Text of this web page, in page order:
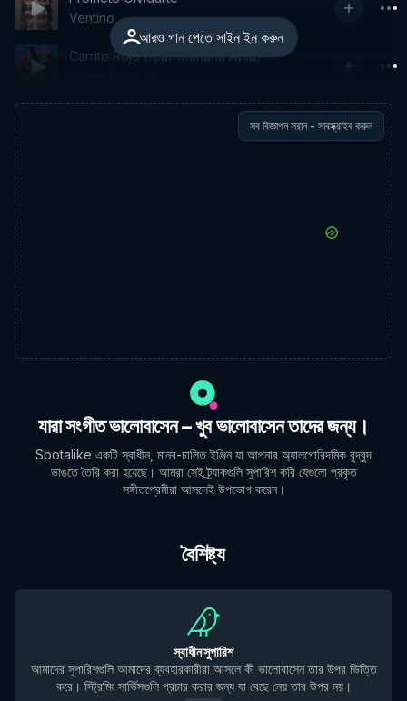
আরও গান পেতে সাইন ইন করুন
Ventino
Carrito Rojo (feat. Mariana Avila)
সব বিজ্ঞাপন সরান - সাবস্ক্রাইব করুন
যারা সংগীত ভালোবাসেন – খুব ভালোবাসেন তাদের জন্য।
Spotalike একটি স্বাধীন, মানব-চালিত ইঞ্জিন যা আপনার অ্যালগোরিদমিক বুদ্বুদ
ভাঙতে তৈরি করা হয়েছে। আমরা সেই ট্র্যাকগুলি সুপারিশ করি যেগুলো প্রকৃত
সঙ্গীতপ্রেমীরা আসলেই উপভোগ করেন।
বৈশিষ্ট্য
স্বাধীন সুপারিশ
আমাদের সুপারিশগুলি আমাদের ব্যবহারকারীরা আসলে কী ভালোবাসেন তার উপর ভিত্তি
করে। স্ট্রিমিং সার্ভিসগুলি প্রচার করার জন্য যা বেছে নেয় তার উপর নয়।